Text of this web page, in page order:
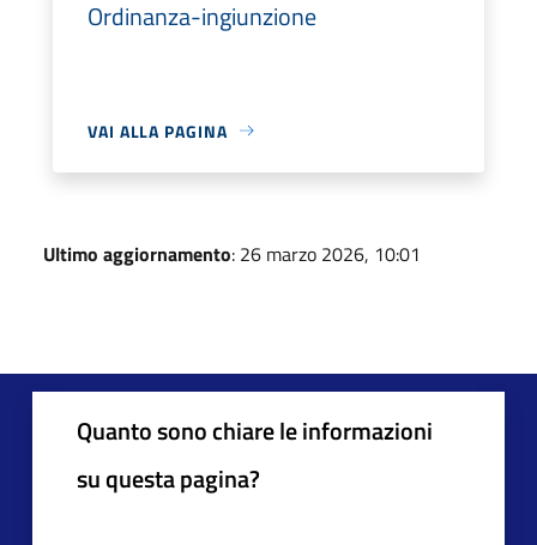
Ordinanza-ingiunzione
VAI ALLA PAGINA
Ultimo aggiornamento: 26 marzo 2026, 10:01
Quanto sono chiare le informazioni
su questa pagina?